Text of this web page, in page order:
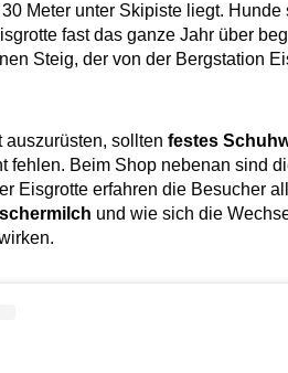
Meter unter Skipiste liegt. Hunde
fast das ganze Jahr über
Steig, der von der Bergstation
auszurüsten, sollten festes
fehlen. Beim Shop nebenan sind
Eisgrotte erfahren die Besucher
und wie sich die